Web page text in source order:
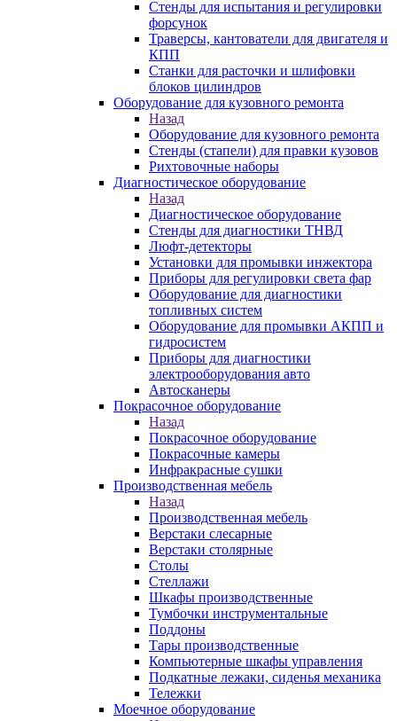
Стенды для испытания и регулировки
форсунок
Траверсы, кантователи для двигателя и
КПП
Станки для расточки и шлифовки
блоков цилиндров
Оборудование для кузовного ремонта
Назад
Оборудование для кузовного ремонта
Стенды (стапели) для правки кузовов
Рихтовочные наборы
Диагностическое оборудование
Назад
Диагностическое оборудование
Стенды для диагностики ТНВД
Люфт-детекторы
Установки для промывки инжектора
Приборы для регулировки света фар
Оборудование для диагностики
топливных систем
Оборудование для промывки АКПП и
гидросистем
Приборы для диагностики
электрооборудования авто
Автосканеры
Покрасочное оборудование
Назад
Покрасочное оборудование
Покрасочные камеры
Инфракрасные сушки
Производственная мебель
Назад
Производственная мебель
Верстаки слесарные
Верстаки столярные
Столы
Стеллажи
Шкафы производственные
Тумбочки инструментальные
Поддоны
Тары производственные
Компьютерные шкафы управления
Подкатные лежаки, сиденья механика
Тележки
Моечное оборудование